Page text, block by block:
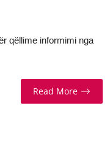
qëllime informimi nga
Read More